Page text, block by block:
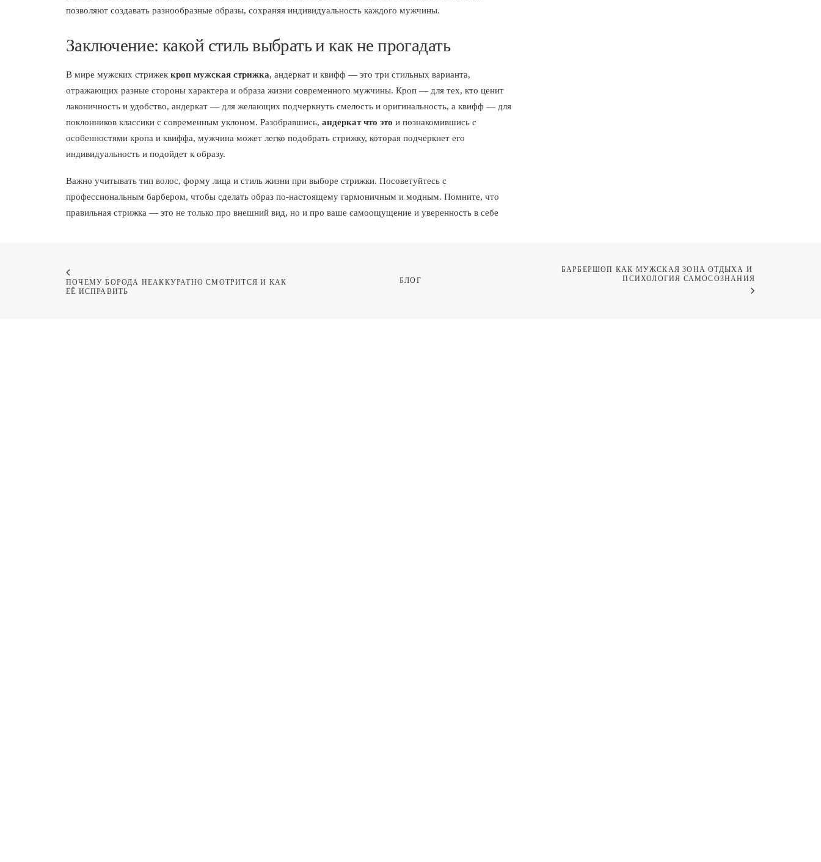
позволяют создавать разнообразные образы, сохраняя индивидуальность каждого мужчины.
Заключение: какой стиль выбрать и как не прогадать
В мире мужских стрижек кроп мужская стрижка, андеркат и квифф — это три стильных варианта,
отражающих разные стороны характера и образа жизни современного мужчины. Кроп — для тех, кто ценит
лаконичность и удобство, андеркат — для желающих подчеркнуть смелость и оригинальность, а квифф — для
поклонников классики с современным уклоном. Разобравшись, андеркат что это и познакомившись с
особенностями кропа и квиффа, мужчина может легко подобрать стрижку, которая подчеркнет его
индивидуальность и подойдет к образу.
Важно учитывать тип волос, форму лица и стиль жизни при выборе стрижки. Посоветуйтесь с
профессиональным барбером, чтобы сделать образ по-настоящему гармоничным и модным. Помните, что
правильная стрижка — это не только про внешний вид, но и про ваше самоощущение и уверенность в себе
ПОЧЕМУ БОРОДА НЕАККУРАТНО СМОТРИТСЯ И КАК
ЕЁ ИСПРАВИТЬ
БЛОГ
БАРБЕРШОП КАК МУЖСКАЯ ЗОНА ОТДЫХА И
ПСИХОЛОГИЯ САМОСОЗНАНИЯ